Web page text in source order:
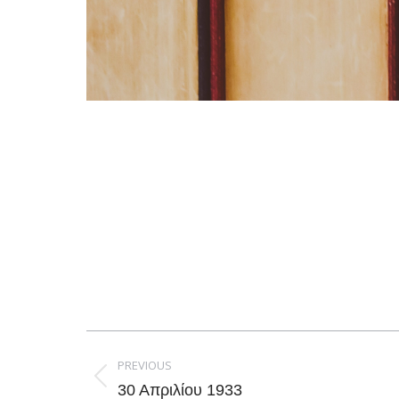
navigation
PREVIOUS
Previous
30 Απριλίου 1933